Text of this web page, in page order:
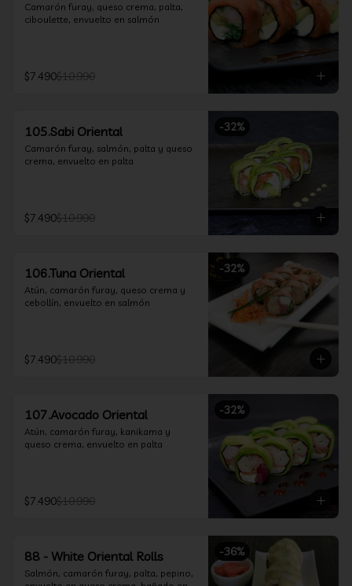
Camarón furay, queso crema, palta,
ciboulette, envuelto en salmón
$7.490$10.990
-32%
105.Sabi Oriental
Camarón furay, salmón, palta y queso
crema, envuelto en palta
$7.490$10.990
-32%
106.Tuna Oriental
Atún, camarón furay, queso crema y
cebollín, envuelto en salmón
$7.490$10.990
-32%
107.Avocado Oriental
Atún, camarón furay, kanikama y
queso crema, envuelto en palta
$7.490$10.990
-36%
88 - White Oriental Rolls
Salmón, camarón furay, palta, pepino,